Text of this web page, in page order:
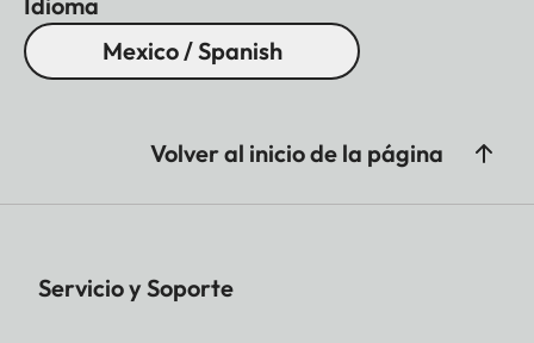
Mexico / Spanish
Volver al inicio de la página
Servicio y Soporte